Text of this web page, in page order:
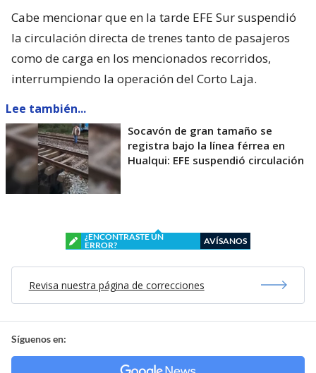
Cabe mencionar que en la tarde EFE Sur suspendió
la circulación directa de trenes tanto de pasajeros
como de carga en los mencionados recorridos,
interrumpiendo la operación del Corto Laja.
Lee también...
Socavón de gran tamaño se
registra bajo la línea férrea en
Hualqui: EFE suspendió circulación
¿ENCONTRASTE UN
ERROR?
AVÍSANOS
Revisa nuestra página de correcciones
Síguenos en: